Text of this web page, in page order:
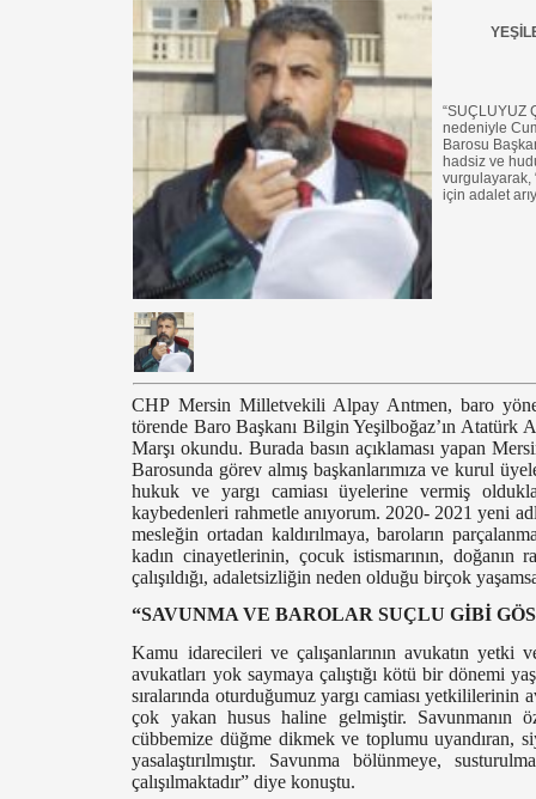
“SUÇLUYUZ
nedeniyle
Barosu
hadsiz ve
vurgulayarak,
için adalet
CHP Mersin Milletvekili Alpay Antmen, baro
törende Baro Başkanı Bilgin Yeşilboğaz’ın Atatürk
Marşı okundu. Buradabasın açıklaması yapan
Barosunda görev almış başkanlarımıza ve kurul
hukuk ve yargı camiası üyelerine vermiş
kaybedenleri rahmetle anıyorum. 2020- 2021 yeni
mesleğin ortadan kaldırılmaya, baroların
kadın cinayetlerinin, çocuk istismarının,
çalışıldığı, adaletsizliğin neden olduğu birçok
“SAVUNMA VE BAROLAR SUÇLU GİBİ
Kamu idarecileri ve çalışanlarının avukatın yetki
avukatları yok saymaya çalıştığı kötü bir dönemi
sıralarında oturduğumuz yargı camiası yetkililerinin
çok yakan husus haline gelmiştir. Savunmanın
cübbemize düğme dikmek ve toplumu uyandıran,
yasalaştırılmıştır. Savunma bölünmeye,
çalışılmaktadır” diye konuştu.